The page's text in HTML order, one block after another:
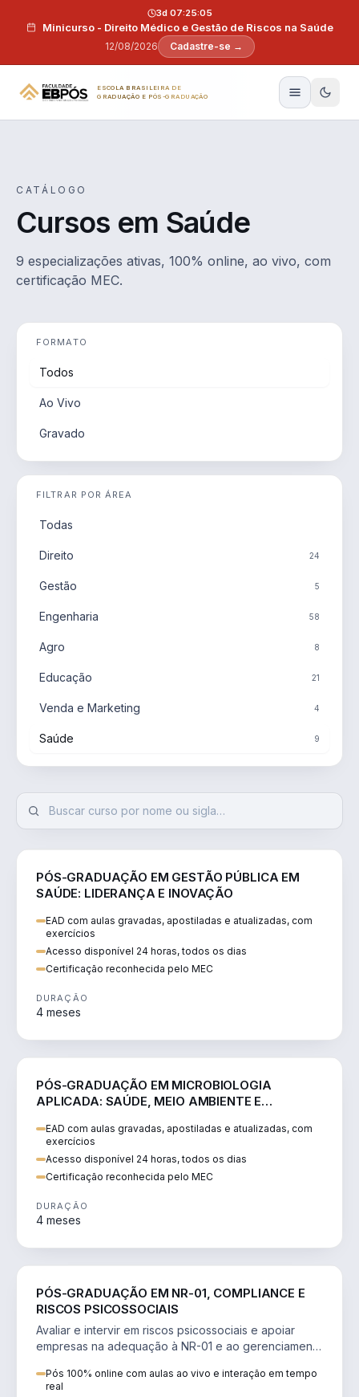
Minicurso - Direito Médico e Gestão de Riscos na Saúde
12/08/2026
3d 07:25:04
Cadastre-se →
ESCOLA BRASILEIRA DE
GRADUAÇÃO E PÓS-GRADUAÇÃO
CATÁLOGO
Cursos em Saúde
9 especializações ativas, 100% online, ao vivo, com
certificação MEC.
FORMATO
Todos
Ao Vivo
Gravado
FILTRAR POR ÁREA
Todas
Direito 24
Gestão 5
Engenharia 58
Agro 8
Educação 21
Venda e Marketing 4
Saúde 9
PÓS-GRADUAÇÃO EM GESTÃO PÚBLICA EM
SAÚDE: LIDERANÇA E INOVAÇÃO
EAD com aulas gravadas, apostiladas e atualizadas, com
exercícios
Acesso disponível 24 horas, todos os dias
Certificação reconhecida pelo MEC
DURAÇÃO
4 meses
PÓS-GRADUAÇÃO EM MICROBIOLOGIA
APLICADA: SAÚDE, MEIO AMBIENTE E
EAD com aulas gravadas, apostiladas e atualizadas, com
exercícios
Acesso disponível 24 horas, todos os dias
Certificação reconhecida pelo MEC
DURAÇÃO
4 meses
PÓS-GRADUAÇÃO EM NR-01, COMPLIANCE E
RISCOS PSICOSSOCIAIS
Avaliar e intervir em riscos psicossociais e apoiar
empresas na adequação à NR-01 e ao gerenciamento
Pós 100% online com aulas ao vivo e interação em tempo
real